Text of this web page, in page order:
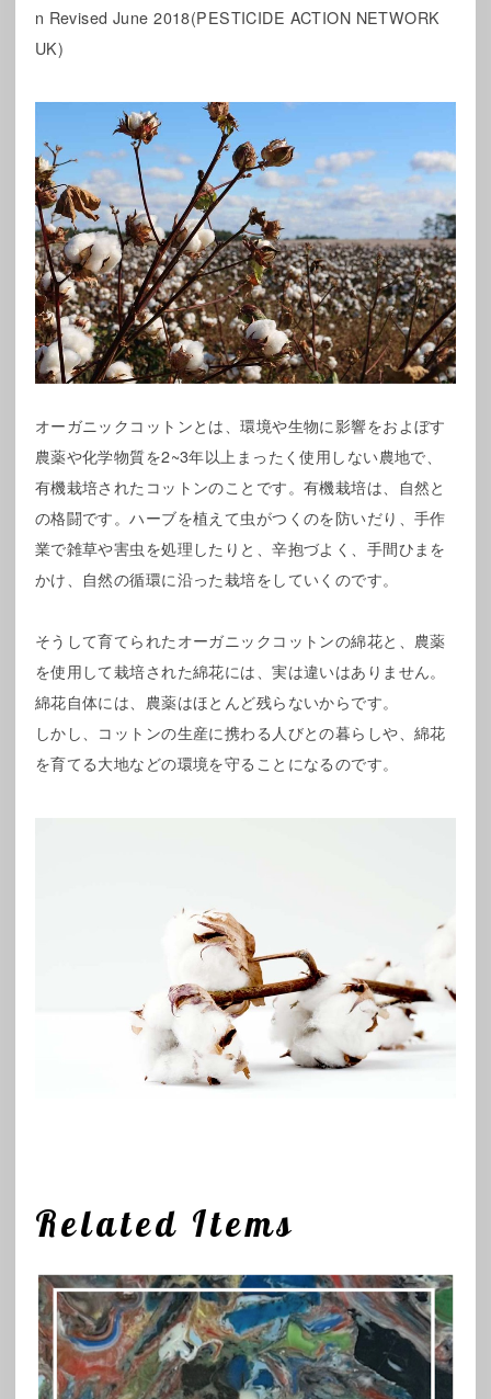
n Revised June 2018(PESTICIDE ACTION NETWORK
UK)
オーガニックコットンとは、環境や生物に影響をおよぼす
農薬や化学物質を2~3年以上まったく使用しない農地で、
有機栽培されたコットンのことです。有機栽培は、自然と
の格闘です。ハーブを植えて虫がつくのを防いだり、手作
業で雑草や害虫を処理したりと、辛抱づよく、手間ひまを
かけ、自然の循環に沿った栽培をしていくのです。
そうして育てられたオーガニックコットンの綿花と、農薬
を使用して栽培された綿花には、実は違いはありません。
綿花自体には、農薬はほとんど残らないからです。
しかし、コットンの生産に携わる人びとの暮らしや、綿花
を育てる大地などの環境を守ることになるのです。
Related Items